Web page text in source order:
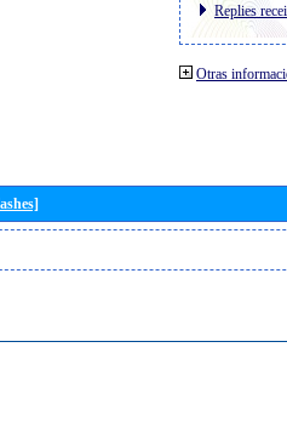
Replies
Otras